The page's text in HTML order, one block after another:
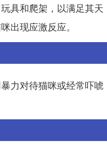
具和爬架，以满足其天
出现应激反应。
力对待猫咪或经常吓唬